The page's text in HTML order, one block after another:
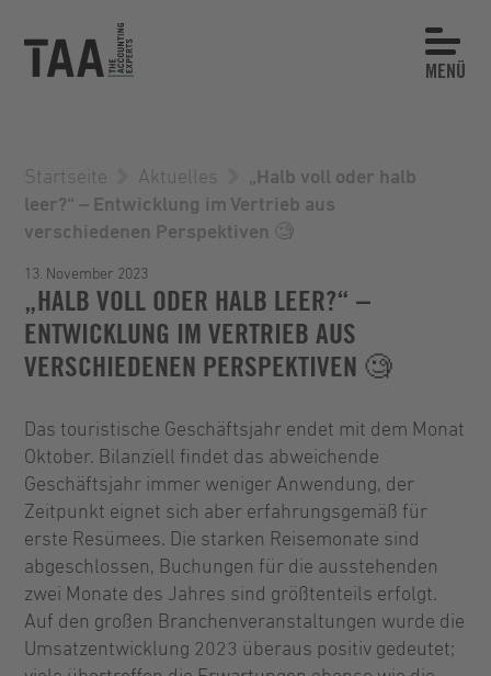
MENÜ
Startseite Aktuelles
„Halb voll oder halb
leer?“ – Entwicklung im Vertrieb aus
verschiedenen Perspektiven 🧐
13. November 2023
„HALB VOLL ODER HALB LEER?“ –
ENTWICKLUNG IM VERTRIEB AUS
VERSCHIEDENEN PERSPEKTIVEN 🧐
Das touristische Geschäftsjahr endet mit dem Monat
Oktober. Bilanziell findet das abweichende
Geschäftsjahr immer weniger Anwendung, der
Zeitpunkt eignet sich aber erfahrungsgemäß für
erste Resümees. Die starken Reisemonate sind
abgeschlossen, Buchungen für die ausstehenden
zwei Monate des Jahres sind größtenteils erfolgt.
Auf den großen Branchenveranstaltungen wurde die
Umsatzentwicklung 2023 überaus positiv gedeutet;